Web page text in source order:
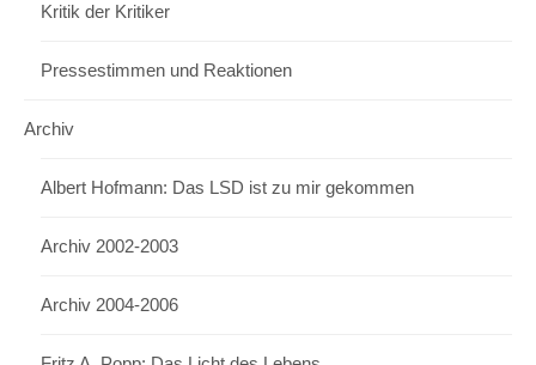
Kritik der Kritiker
Pressestimmen und Reaktionen
Archiv
Albert Hofmann: Das LSD ist zu mir gekommen
Archiv 2002-2003
Archiv 2004-2006